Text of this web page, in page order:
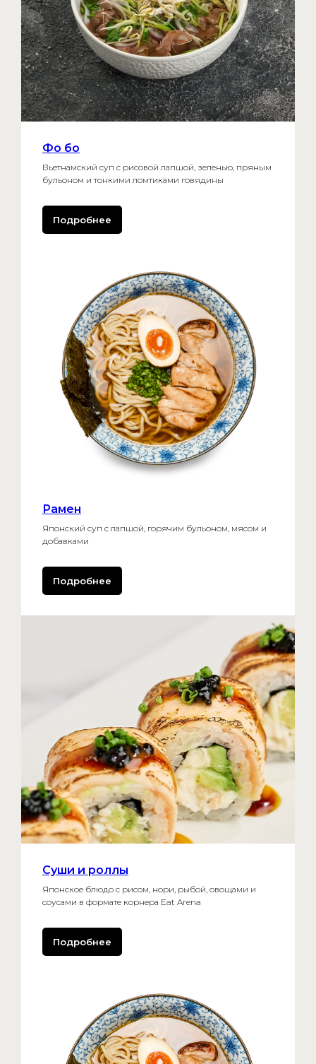
Фо бо
Вьетнамский суп с рисовой лапшой, зеленью, пряным
бульоном и тонкими ломтиками говядины
Подробнее
Рамен
Японский суп с лапшой, горячим бульоном, мясом и
добавками
Подробнее
Суши и роллы
Японское блюдо с рисом, нори, рыбой, овощами и
соусами в формате корнера Eat Arena
Подробнее